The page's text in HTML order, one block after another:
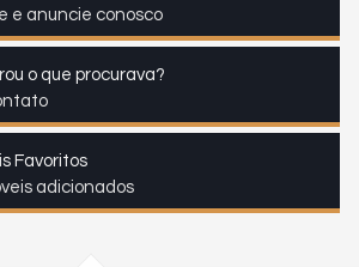
e anuncie conosco
o que procurava?
Favoritos
adicionados